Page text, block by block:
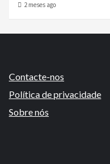
2 meses ago
Contacte-nos
Política de privacidade
Sobre nós